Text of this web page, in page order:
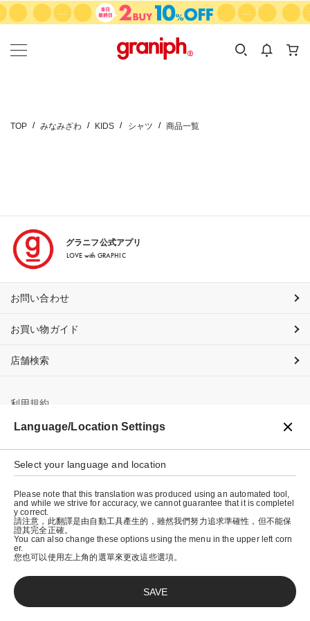
カテゴリーから探す
KIDS
カテゴリ
サイズ
TOP みなみざわ KIDS シャツ 商品一覧
グラニフ公式アプリ
LOVE with GRAPHIC
お問い合わせ
お買い物ガイド
店舗検索
利用規約
プライバシーポリシー
特定商取引法に基づく表示
会社概要
© graniph inc.
Language/Location Settings
Select your language and location
Please note that this translation was produced using an automated tool,
and while we strive for accuracy, we cannot guarantee that it is completel
y correct.
請注意，此翻譯是由自動工具產生的，雖然我們努力追求準確性，但不能保
證其完全正確。
You can also change these options using the menu in the upper left corn
er.
您也可以使用左上角的選單來更改這些選項。
SAVE